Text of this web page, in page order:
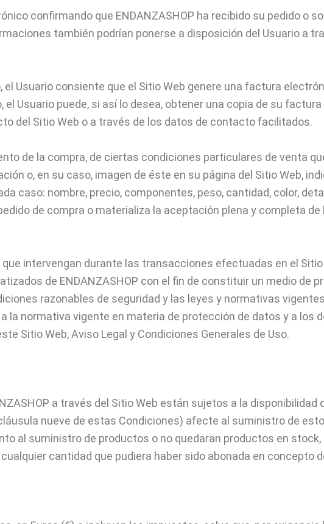
confirmando que ENDANZASHOP ha recibido su pedido o
también podrían ponerse a disposición del Usuario a
Usuario consiente que el Sitio Web genere una factura
Usuario puede, si así lo desea, obtener una copia de su
del Sitio Web o a través de los datos de contacto facilitados.
de la compra, de ciertas condiciones particulares de venta
o, en su caso, imagen de éste en su página del Sitio Web,
caso: nombre, precio, componentes, peso, cantidad, color,
de compra o materializa la aceptación plena y completa
intervengan durante las transacciones efectuadas en el
de ENDANZASHOP con el fin de constituir un medio de
razonables de seguridad y las leyes y normativas
la normativa vigente en materia de protección de datos y a los
Sitio Web, Aviso Legal y Condiciones Generales de Uso.
a través del Sitio Web están sujetos a la disponibilidad
nueve de estas Condiciones) afecte al suministro de
al suministro de productos o no quedaran productos en stock,
cantidad que pudiera haber sido abonada en concepto